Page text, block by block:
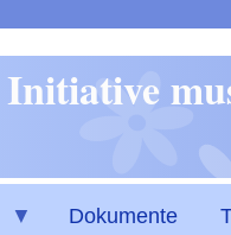
Initiative
Dokumente